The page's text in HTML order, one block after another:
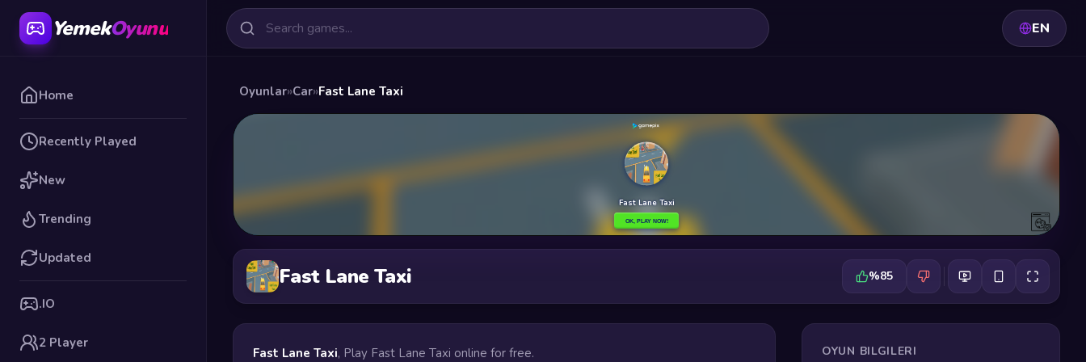
YemekOyunu
Home
Recently Played
New
Trending
Updated
.IO
2 Player
EN
Oyunlar»Car»Fast Lane Taxi
Fast Lane Taxi %85
Fast Lane Taxi, Play Fast Lane Taxi online for free. OYUN BILGILERI